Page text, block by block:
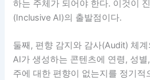
하는 주체가 되어야 한다. 이것이
(Inclusive AI)의 출발점이다.
둘째, 편향 감지와 감사(Audit) 체
AI가 생성하는 콘텐츠에 연령, 성
주에 대한 편향이 없는지를 정기